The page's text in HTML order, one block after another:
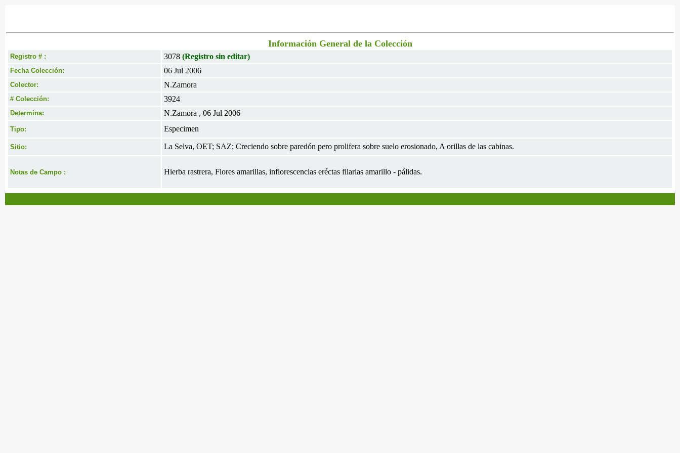
Información General de la Colección
Registro # : 3078 (Registro sin editar)
Fecha Colección: 06 Jul 2006
Colector: N.Zamora
# Colección: 3924
Determina: N.Zamora , 06 Jul 2006
Tipo: Especimen
Sitio: La Selva, OET; SAZ; Creciendo sobre paredón pero prolifera sobre suelo erosionado, A orillas de las cabinas.
Notas de Campo : Hierba rastrera, Flores amarillas, inflorescencias eréctas filarias amarillo - pálidas.